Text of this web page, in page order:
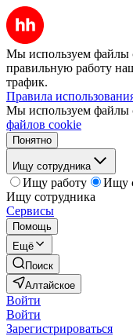
Мы используем файлы
правильную работу
трафик.
Правила
Мы используем файлы
файлов cookie
Понятно
Ищу сотрудника
Ищу работу
Ищу
Ищу сотрудника
Сервисы
Помощь
Ещё
Поиск
Алтайское
Войти
Войти
Зарегистрироваться